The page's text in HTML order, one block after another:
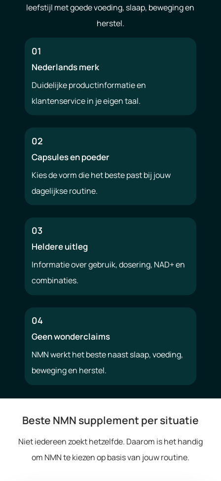
leefstijl met goede voeding, slaap, beweging en
herstel.
01
Nederlands merk
Duidelijke productinformatie en
klantenservice in je eigen taal.
02
Capsules en poeder
Kies de vorm die het beste past bij jouw
dagelijkse routine.
03
Heldere uitleg
Informatie over gebruik, dosering, NAD+ en
combinaties.
04
Geen wonderclaims
NMN werkt het beste naast slaap, voeding,
beweging en herstel.
Beste NMN supplement per situatie
Niet iedereen zoekt hetzelfde. Daarom is het handig
om NMN te kiezen op basis van jouw routine.